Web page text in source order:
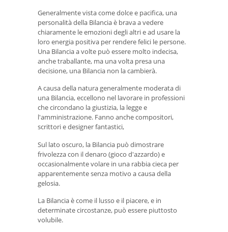
Generalmente vista come dolce e pacifica, una
personalità della Bilancia è brava a vedere
chiaramente le emozioni degli altri e ad usare la
loro energia positiva per rendere felici le persone.
Una Bilancia a volte può essere molto indecisa,
anche traballante, ma una volta presa una
decisione, una Bilancia non la cambierà.
A causa della natura generalmente moderata di
una Bilancia, eccellono nel lavorare in professioni
che circondano la giustizia, la legge e
l'amministrazione. Fanno anche compositori,
scrittori e designer fantastici,
Sul lato oscuro, la Bilancia può dimostrare
frivolezza con il denaro (gioco d'azzardo) e
occasionalmente volare in una rabbia cieca per
apparentemente senza motivo a causa della
gelosia.
La Bilancia è come il lusso e il piacere, e in
determinate circostanze, può essere piuttosto
volubile.